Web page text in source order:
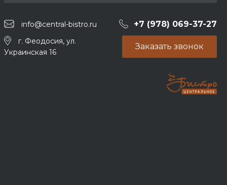
info@central-bistro.ru +7 (978) 069-37-27
г. Феодосия, ул.
Украинская 16
Заказать звонок